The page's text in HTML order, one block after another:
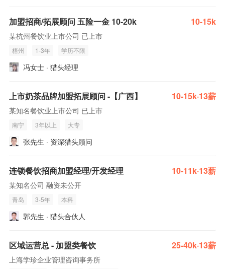
加盟招商/拓展顾问 五险一金 10-20k 10-15k
某杭州餐饮业上市公司 已上市
梧州 1-3年 学历不限
冯女士 · 猎头经理
上市奶茶品牌加盟拓展顾问 -【广西】 10-15k·13薪
某知名餐饮业上市公司 已上市
南宁 3年以上 大专
张先生 · 资深猎头顾问
连锁餐饮招商加盟经理/开发经理 10-11k·13薪
某知名公司 融资未公开
青岛 3-5年 本科
郭先生 · 猎头合伙人
区域运营总 - 加盟类餐饮 25-40k·13薪
上海学珍企业管理咨询事务所